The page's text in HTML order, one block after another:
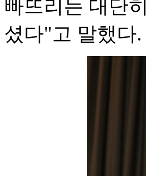
빠뜨리는 대단
셨다"고 말했다.